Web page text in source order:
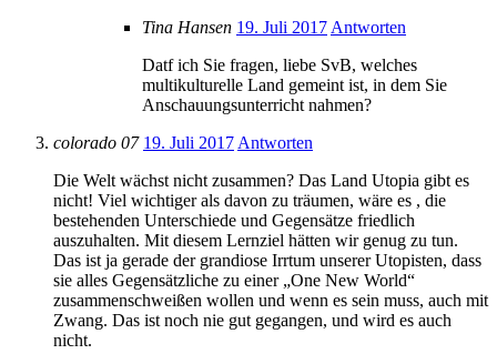
Tina Hansen 19. Juli 2017 Antworten
Datf ich Sie fragen, liebe SvB, welches
multikulturelle Land gemeint ist, in dem Sie
Anschauungsunterricht nahmen?
colorado 07 19. Juli 2017 Antworten
Die Welt wächst nicht zusammen? Das Land Utopia gibt es
nicht! Viel wichtiger als davon zu träumen, wäre es , die
bestehenden Unterschiede und Gegensätze friedlich
auszuhalten. Mit diesem Lernziel hätten wir genug zu tun.
Das ist ja gerade der grandiose Irrtum unserer Utopisten, dass
sie alles Gegensätzliche zu einer „One New World“
zusammenschweißen wollen und wenn es sein muss, auch mit
Zwang. Das ist noch nie gut gegangen, und wird es auch
nicht.